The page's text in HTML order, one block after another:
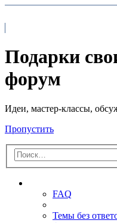
Подарки
форум
Идеи, мастер-классы,
Пропустить
FAQ
Темы без